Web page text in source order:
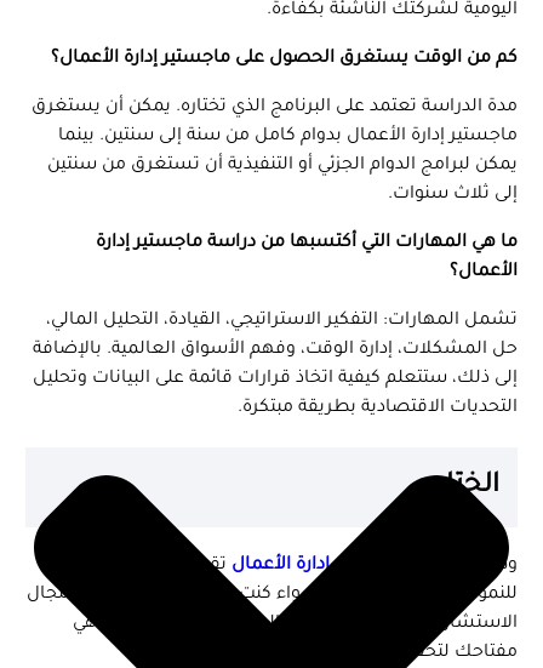
اليومية لشركتك الناشئة بكفاءة.
كم من الوقت يستغرق الحصول على ماجستير إدارة الأعمال؟
مدة الدراسة تعتمد على البرنامج الذي تختاره. يمكن أن يستغرق
ماجستير إدارة الأعمال بدوام كامل من سنة إلى سنتين. بينما
يمكن لبرامج الدوام الجزئي أو التنفيذية أن تستغرق من سنتين
إلى ثلاث سنوات.
ما هي المهارات التي أكتسبها من دراسة ماجستير إدارة
الأعمال؟
تشمل المهارات: التفكير الاستراتيجي، القيادة، التحليل المالي،
حل المشكلات، إدارة الوقت، وفهم الأسواق العالمية. بالإضافة
إلى ذلك، ستتعلم كيفية اتخاذ قرارات قائمة على البيانات وتحليل
التحديات الاقتصادية بطريقة مبتكرة.
الختام
وظائف ما بعد ماجستير إدارة الأعمال تقدم فرصًا غير محدودة
للنمو الشخصي والمهني. سواء كنت تطمح إلى العمل في مجال
الاستشارات، التسويق، أو حتى الريادة، فإن هذه الدرجة هي
مفتاحك لتحقيق النجاح.